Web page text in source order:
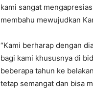
kami sangat
membahu mewujudkan
“Kami berharap dengan
bagi kami khususnya di
beberapa tahun ke
tetap semangat dan bisa